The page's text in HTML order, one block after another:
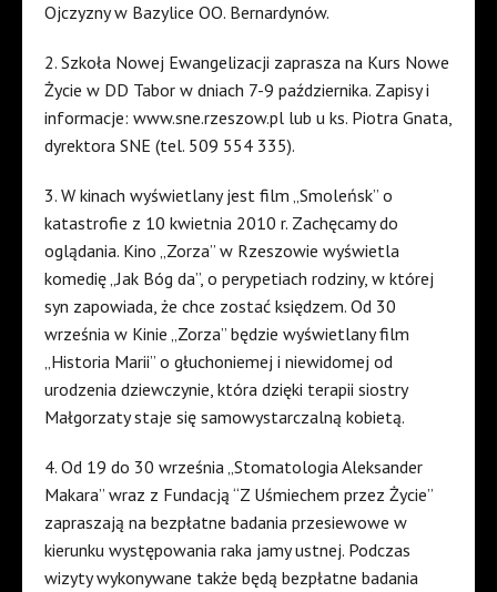
Ojczyzny w Bazylice OO. Bernardynów.
2. Szkoła Nowej Ewangelizacji zaprasza na Kurs Nowe
Życie w DD Tabor w dniach 7-9 października. Zapisy i
informacje: www.sne.rzeszow.pl lub u ks. Piotra Gnata,
dyrektora SNE (tel. 509 554 335).
3. W kinach wyświetlany jest film „Smoleńsk” o
katastrofie z 10 kwietnia 2010 r. Zachęcamy do
oglądania. Kino „Zorza” w Rzeszowie wyświetla
komedię „Jak Bóg da”, o perypetiach rodziny, w której
syn zapowiada, że chce zostać księdzem. Od 30
września w Kinie „Zorza” będzie wyświetlany film
„Historia Marii” o głuchoniemej i niewidomej od
urodzenia dziewczynie, która dzięki terapii siostry
Małgorzaty staje się samowystarczalną kobietą.
4. Od 19 do 30 września „Stomatologia Aleksander
Makara” wraz z Fundacją “Z Uśmiechem przez Życie”
zapraszają na bezpłatne badania przesiewowe w
kierunku występowania raka jamy ustnej. Podczas
wizyty wykonywane także będą bezpłatne badania